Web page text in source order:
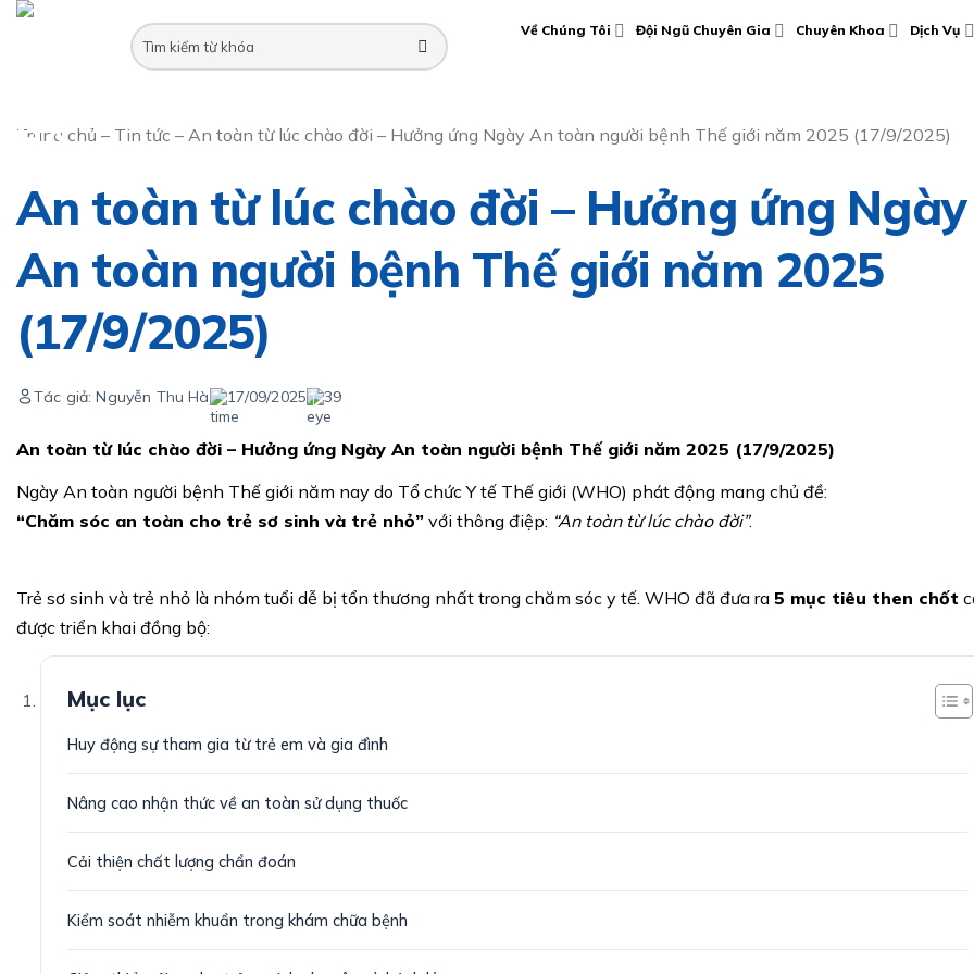
Skip
Về Chúng Tôi Đội Ngũ Chuyên Gia Chuyên Khoa Dịch Vụ
Trang chủ – Tin tức – An toàn từ lúc chào đời – Hưởng ứng Ngày An toàn người bệnh Thế giới năm 2025 (17/9/2025)
An toàn từ lúc chào đời – Hưởng ứng Ngày
An toàn người bệnh Thế giới năm 2025
(17/9/2025)
Tác giả: Nguyễn Thu Hà 17/09/2025 39
An toàn từ lúc chào đời – Hưởng ứng Ngày An toàn người bệnh Thế giới năm 2025 (17/9/2025)
Ngày An toàn người bệnh Thế giới năm nay do Tổ chức Y tế Thế giới (WHO) phát động mang chủ đề:
“Chăm sóc an toàn cho trẻ sơ sinh và trẻ nhỏ” với thông điệp: “An toàn từ lúc chào đời”.
Trẻ sơ sinh và trẻ nhỏ là nhóm tuổi dễ bị tổn thương nhất trong chăm sóc y tế. WHO đã đưa ra 5 mục tiêu then chốt
được triển khai đồng bộ:
Mục lục
Huy động sự tham gia từ trẻ em và gia đình
Nâng cao nhận thức về an toàn sử dụng thuốc
Cải thiện chất lượng chẩn đoán
Kiểm soát nhiễm khuẩn trong khám chữa bệnh